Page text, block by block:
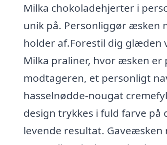
Milka chokoladehjerter i
unik på. Personliggør æsken
holder af.Forestil dig glæden
Milka praliner, hvor æsken
modtageren, et personligt
hasselnødde-nougat
design trykkes i fuld farve
levende resultat. Gaveæsken